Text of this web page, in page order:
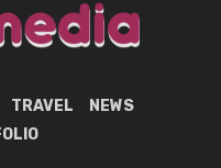
TRAVEL
NEWS